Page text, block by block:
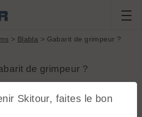
> Blabla > Gabarit de grimpeur ?
de grimpeur ?
Skitour, faites le bon